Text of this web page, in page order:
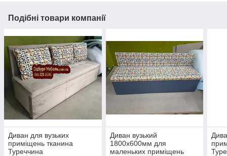
Подібні товари компанії
Диван для вузьких
приміщень тканина
Туреччина
Диван вузький
1800х600мм для
маленьких приміщень